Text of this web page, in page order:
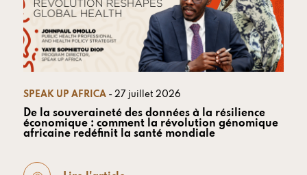
SPEAK UP AFRICA - 27 juillet 2026
De la souveraineté des données à la résilience
économique : comment la révolution génomique
africaine redéfinit la santé mondiale